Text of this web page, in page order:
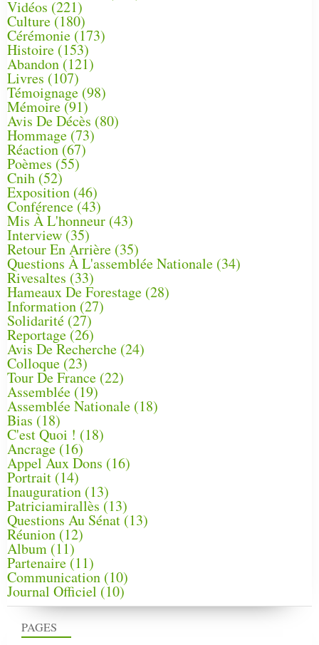
PAGES
Vidéos (221)
Culture(180)
Cérémonie (173)
Histoire (153)
Abandon(121)
Livres (107)
Témoignage (98)
Mémoire (91)
Avis De Décès (80)
Hommage (73)
Réaction(67)
Poèmes (55)
Cnih (52)
Exposition (46)
Conférence(43)
Mis À L'honneur (43)
Interview (35)
Retour En Arrière (35)
Questions À L'assemblée Nationale (34)
Rivesaltes (33)
Hameaux De Forestage (28)
Information (27)
Solidarité (27)
Reportage (26)
Avis De Recherche (24)
Colloque (23)
Tour De France (22)
Assemblée (19)
Assemblée Nationale (18)
Bias (18)
C'est Quoi ! (18)
Ancrage (16)
Appel Aux Dons (16)
Portrait (14)
Inauguration (13)
Patriciamirallès (13)
Questions Au Sénat(13)
Réunion (12)
Album (11)
Partenaire(11)
Communication (10)
Journal Officiel (10)